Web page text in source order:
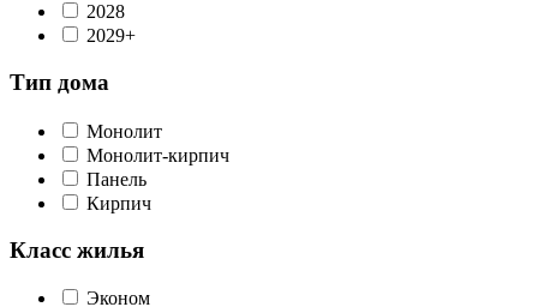
2028
2029+
Тип дома
Монолит
Монолит-кирпич
Панель
Кирпич
Класс жилья
Эконом